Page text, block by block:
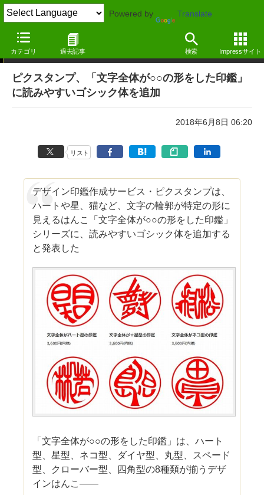
Powered by Translate
カテゴリ 過去記事 検索 Impressサイト
ニュース ―MdN Design Interactive edition―
ピクスタンプ、「文字全体が○○の形をした印鑑」
に読みやすいゴシック体を追加
2018年6月8日 06:20
リスト
デザイン印鑑作成サービス・ピクスタンプは、
ハートや星、猫など、文字の輪郭が特定の形に
見えるはんこ「文字全体が○○の形をした印鑑」
シリーズに、読みやすいゴシック体を追加する
と発表した
「文字全体が○○の形をした印鑑」は、ハート
型、星型、ネコ型、ダイヤ型、丸型、スペード
型、クローバー型、四角型の8種類が揃うデザ
インはんこ――